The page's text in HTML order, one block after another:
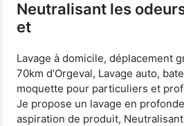
Neutralisant les
et
Lavage à domicile, déplacement
70km d’Orgeval, Lavage auto,
moquette pour particuliers et
Je propose un lavage en
aspiration de produit,